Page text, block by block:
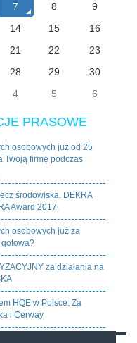
7 8
9
14 15
16
21 22
23
28 29
30
4 5 6
PRASOWE
osobowych już od 25
Twoją firmę podczas
środowiska. DEKRA
Award 2017.
osobowych już za
gotowa?
za działania na
HQE w Polsce. Za
i Cerway